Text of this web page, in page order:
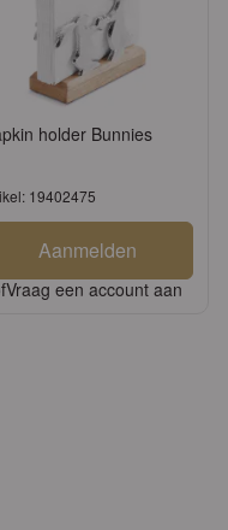
holder Bunnies
19402475
Aanmelden
Vraag een account aan